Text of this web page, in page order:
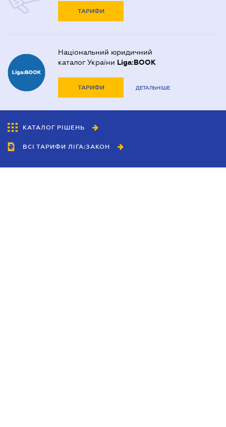
ТАРИФИ
Національний юридичний
каталог України Liga:BOOK
ТАРИФИ ДЕТАЛЬНІШЕ
КАТАЛОГ РІШЕНЬ
ВСІ ТАРИФИ ЛІГА:ЗАКОН